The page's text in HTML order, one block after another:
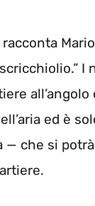
racconta
I
ed è
che si